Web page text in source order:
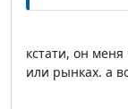
кстати, он
или рынках. а